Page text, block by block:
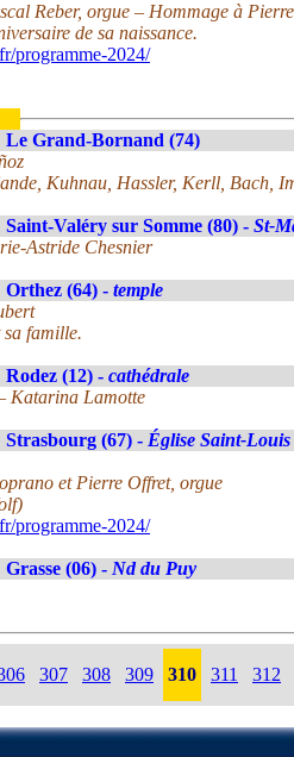
Reber, orgue – Hommage à
de sa naissance.
programme-2024/
Le Grand-Bornand (74)
Kuhnau, Hassler, Kerll, Bach,
Saint-Valéry sur Somme (80) - St-
Astride Chesnier
Orthez (64) - temple
sa famille.
Rodez (12) - cathédrale
Katarina Lamotte
Strasbourg (67) - Église Saint-
et Pierre Offret, orgue
programme-2024/
Grasse (06) - Nd du Puy
307 308 309 310 311 312